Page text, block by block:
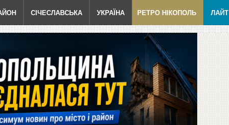
СІЧЕСЛАВСЬКА УКРАЇНА РЕТРО НІКОПОЛЬ ЛАЙТ